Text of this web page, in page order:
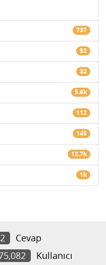
737
52
32
5.6k
112
145
12.7k
1k
Cevap
Kullanıcı